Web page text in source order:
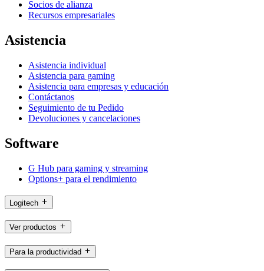
Socios de alianza
Recursos empresariales
Asistencia
Asistencia individual
Asistencia para gaming
Asistencia para empresas y educación
Contáctanos
Seguimiento de tu Pedido
Devoluciones y cancelaciones
Software
G Hub para gaming y streaming
Options+ para el rendimiento
Logitech
Ver productos
Para la productividad